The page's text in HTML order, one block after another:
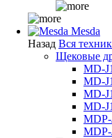
Mesda
Назад Вся
Щековые
MD-
MD-
MD-
MD-